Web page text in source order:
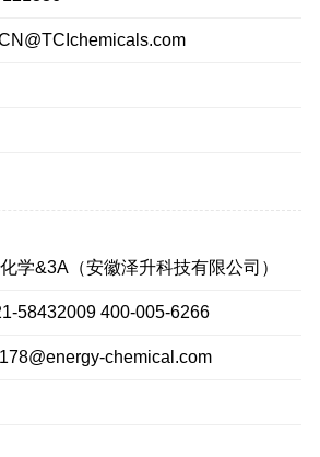
学&3A（安徽泽升科技有限公司）
58432009 400-005-6266
chemical.com